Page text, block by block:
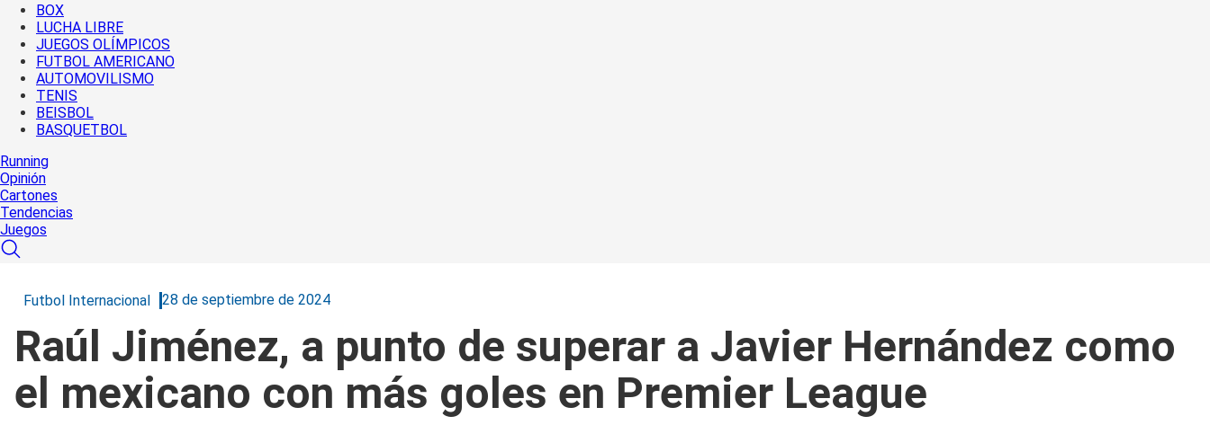
BOX
LUCHA LIBRE
JUEGOS OLÍMPICOS
FUTBOL AMERICANO
AUTOMOVILISMO
TENIS
BEISBOL
BASQUETBOL
Running
Opinión
Cartones
Tendencias
Juegos
Futbol Internacional 28 de septiembre de 2024
Raúl Jiménez, a punto de superar a Javier Hernández como
el mexicano con más goles en Premier League